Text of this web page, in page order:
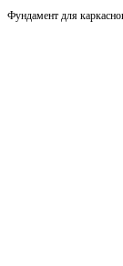
Фундамент для